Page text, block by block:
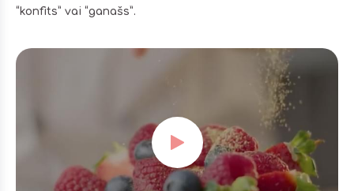
“konfits” vai “ganašs”.
Open video